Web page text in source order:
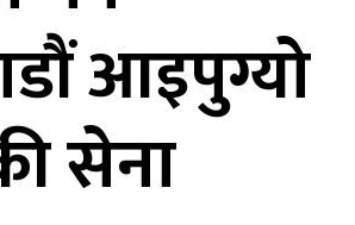
आइपुग्यो
सेना